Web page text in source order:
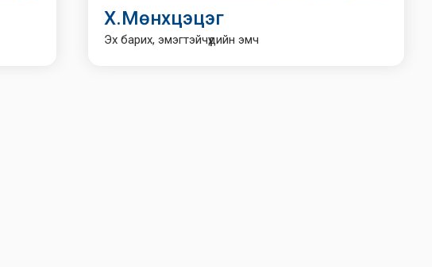
Х.Мөнхцэцэг
Эх барих, эмэгтэйчүүдийн эмч